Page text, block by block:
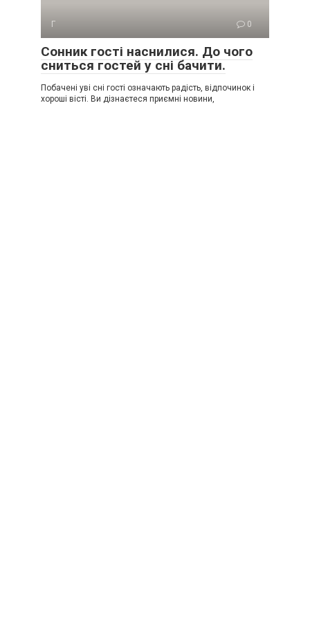
Г 0
Сонник гості наснилися. До чого
сниться гостей у сні бачити.
Побачені уві сні гості означають радість, відпочинок і
хороші вісті. Ви дізнаєтеся приємні новини,